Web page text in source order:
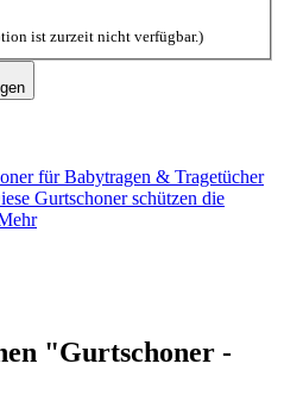
ist zurzeit nicht verfügbar.)
für Babytragen & Tragetücher
Gurtschoner schützen die
"Gurtschoner -